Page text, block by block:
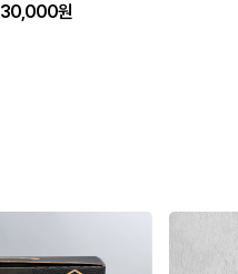
30,000원